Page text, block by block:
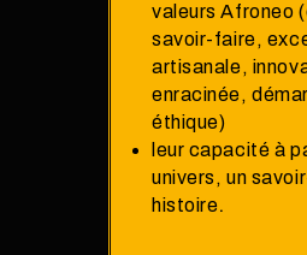
valeurs Afroneo
savoir-faire,
artisanale,
enracinée,
éthique)
leur capacité à
univers, un
histoire.